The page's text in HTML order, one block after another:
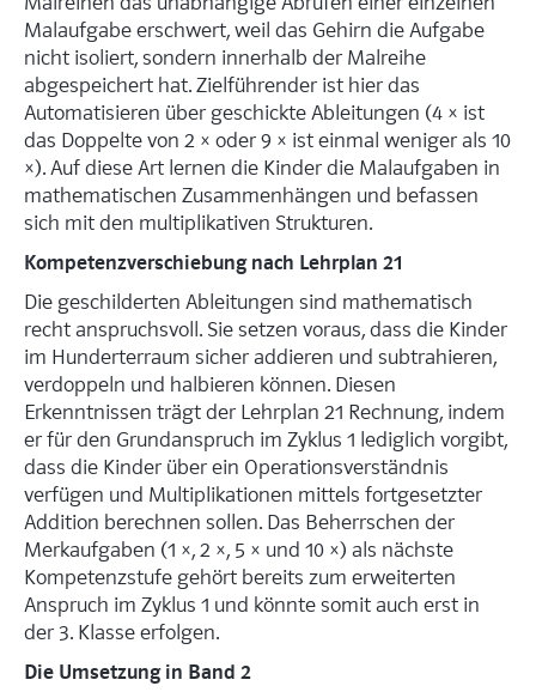
Malaufgabe erschwert, weil das Gehirn die Aufgabe
nicht isoliert, sondern innerhalb der Malreihe
abgespeichert hat. Zielführender ist hier das
Automatisieren über geschickte Ableitungen (4 × ist
das Doppelte von 2 × oder 9 × ist einmal weniger als 10
×). Auf diese Art lernen die Kinder die Malaufgaben in
mathematischen Zusammenhängen und befassen
sich mit den multiplikativen Strukturen.
Kompetenzverschiebung nach Lehrplan 21
Die geschilderten Ableitungen sind mathematisch
recht anspruchsvoll. Sie setzen voraus, dass die Kinder
im Hunderterraum sicher addieren und subtrahieren,
verdoppeln und halbieren können. Diesen
Erkenntnissen trägt der Lehrplan 21 Rechnung, indem
er für den Grundanspruch im Zyklus 1 lediglich vorgibt,
dass die Kinder über ein Operationsverständnis
verfügen und Multiplikationen mittels fortgesetzter
Addition berechnen sollen. Das Beherrschen der
Merkaufgaben (1 ×, 2 ×, 5 × und 10 ×) als nächste
Kompetenzstufe gehört bereits zum erweiterten
Anspruch im Zyklus 1 und könnte somit auch erst in
der 3. Klasse erfolgen.
Die Umsetzung in Band 2